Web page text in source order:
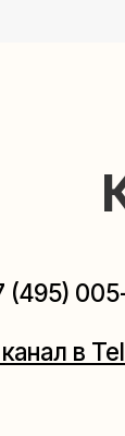
звоните,